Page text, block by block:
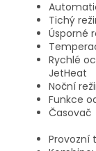
Tichý
Úsporné
Rychlé
JetHeat
Noční
Funkce
Časovač
Provozní